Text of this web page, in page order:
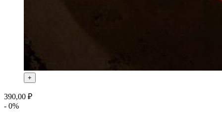
+
390,00 ₽
- 0%